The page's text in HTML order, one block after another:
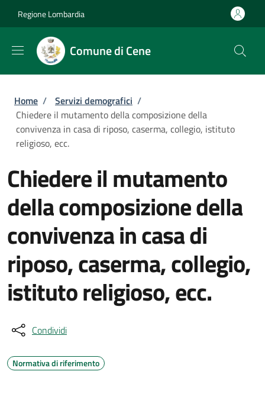
Regione Lombardia
Comune di Cene
Briciole di pane
Home / Servizi demografici /
Chiedere il mutamento della composizione della
convivenza in casa di riposo, caserma, collegio, istituto
religioso, ecc.
Chiedere il mutamento
della composizione della
convivenza in casa di
riposo, caserma, collegio,
istituto religioso, ecc.
Condividi
Normativa di riferimento